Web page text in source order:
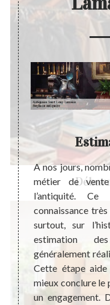
vivre
est
que
qui
A nos jours,
métier de
l’antiquité.
connaissance
surtout, sur
estimation
généralement
Cette étape
mieux conclure le
un engagement.